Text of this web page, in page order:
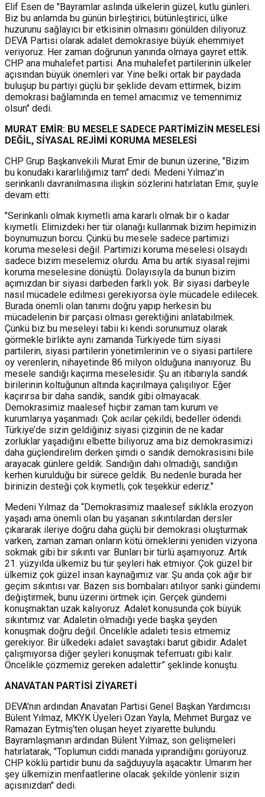
Elif Esen de "Bayramlar aslında ülkelerin güzel, kutlu günleri.
Biz bu anlamda bu günün birleştirici, bütünleştirici, ülke
huzurunu sağlayıcı bir etkisinin olmasını gönülden diliyoruz.
DEVA Partisi olarak adalet demokrasiye büyük ehemmiyet
veriyoruz. Her zaman doğrunun yanında olmaya gayret ettik.
CHP ana muhalefet partisi. Ana muhalefet partilerinin ülkeler
açısından büyük önemleri var. Yine belki ortak bir paydada
buluşup bu partiyi güçlü bir şeklide devam ettirmek, bizim
demokrasi bağlamında en temel amacımız ve temennimiz
olsun" dedi.
MURAT EMİR: BU MESELE SADECE PARTİMİZİN MESELESİ
DEĞİL, SİYASAL REJİMİ KORUMA MESELESİ
CHP Grup Başkanvekili Murat Emir de bunun üzerine, "Bizim
bu konudaki kararlılığımız tam" dedi. Medeni Yılmaz’ın
serinkanlı davranılmasına ilişkin sözlerini hatırlatan Emir, şuyle
devam etti:
"Serinkanlı olmak kıymetli ama kararlı olmak bir o kadar
kıymetli. Elimizdeki her tür olanağı kullanmak bizim hepimizin
boynumuzun borcu. Çünkü bu mesele sadece partimizi
koruma meselesi değil. Partimizi koruma meselesi olsaydı
sadece bizim meselemiz olurdu. Ama bu artık siyasal rejimi
koruma meselesine dönüştü. Dolayısıyla da bunun bizim
açımızdan bir siyasi darbeden farklı yok. Bir siyasi darbeyle
nasıl mücadele edilmesi gerekiyorsa öyle mücadele edilecek.
Burada önemli olan tanımı doğru yapıp herkesin bu
mücadelenin bir parçası olması gerektiğini anlatabilmek.
Çünkü biz bu meseleyi tabii ki kendi sorunumuz olarak
görmekle birlikte aynı zamanda Türkiyede tüm siyasi
partilerin, siyasi partilerin yönetimlerinin ve o siyasi partilere
oy verenlerin, nihayetinde 86 milyon olduğuna inanıyoruz. Bu
mesele sandığı kaçırma meselesidir. Şu an itibarıyla sandık
birilerinin koltuğunun altında kaçırılmaya çalışılıyor. Eğer
kaçırırsa bir daha sandık, sandık gibi olmayacak.
Demokrasimiz maalesef hiçbir zaman tam kurum ve
kurumlarıya yaşanmadı. Çok acılar çekildi, bedeller ödendi.
Türkiye’de sizin geldiğiniz siyasi çizginin de ne kadar
zorluklar yaşadığını elbette biliyoruz ama biz demokrasimizi
daha güçlendirelim derken şimdi o sandık demokrasisini bile
arayacak günlere geldik. Sandığın dahi olmadığı, sandığın
kerhen kurulduğu bir sürece geldik. Bu nedenle burada her
birinizin desteği çok kıymetli, çok teşekkür ederiz."
Medeni Yılmaz da “Demokrasimiz maalesef sıklıkla erozyon
yaşadı ama önemli olan bu yaşanan sıkıntılardan dersler
çıkararak ileriye doğru daha güçlü bir demokrasi oluşturmak
varken, zaman zaman onların kötü örneklerini yeniden vizyona
sokmak gibi bir sıkıntı var. Bunları bir türlü aşamıyoruz. Artık
21. yüzyılda ülkemiz bu tür şeyleri hak etmiyor. Çok güzel bir
ülkemiz çok güzel insan kaynağımız var. Şu anda çok ağır bir
geçim sıkıntısı var. Bazen sis bombaları atılıyor sanki gündemi
değiştirmek, bunu üzerini örtmek için. Gerçek gündemi
konuşmaktan uzak kalıyoruz. Adalet konusunda çok büyük
sıkıntımız var. Adaletin olmadığı yede başka şeyden
konuşmak doğru değil. Öncelikle adaleti tesis etmemiz
gerekiyor. Bir ülkedeki adalet savaştaki barut gibidir. Adalet
çalışmıyorsa diğer şeyleri konuşmak teferruatı gibi kalır.
Öncelikle çözmemiz gereken adalettir” şeklinde konuştu.
ANAVATAN PARTİSİ ZİYARETİ
DEVA'nın ardından Anavatan Partisi Genel Başkan Yardımcısı
Bülent Yılmaz, MKYK Üyeleri Ozan Yayla, Mehmet Burgaz ve
Ramazan Eytmiş'ten oluşan heyet ziyarette bulundu.
Bayramlaşmanın ardından Bülent Yılmaz, son gelişmeleri
hatırlatarak, "Toplumun ciddi manada yıprandığını görüyoruz.
CHP köklü partidir bunu da sağduyuyla aşacaktır. Umarım her
şey ülkemizin menfaatlerine olacak şekilde yönlenir sizin
açısınızdan" dedi.